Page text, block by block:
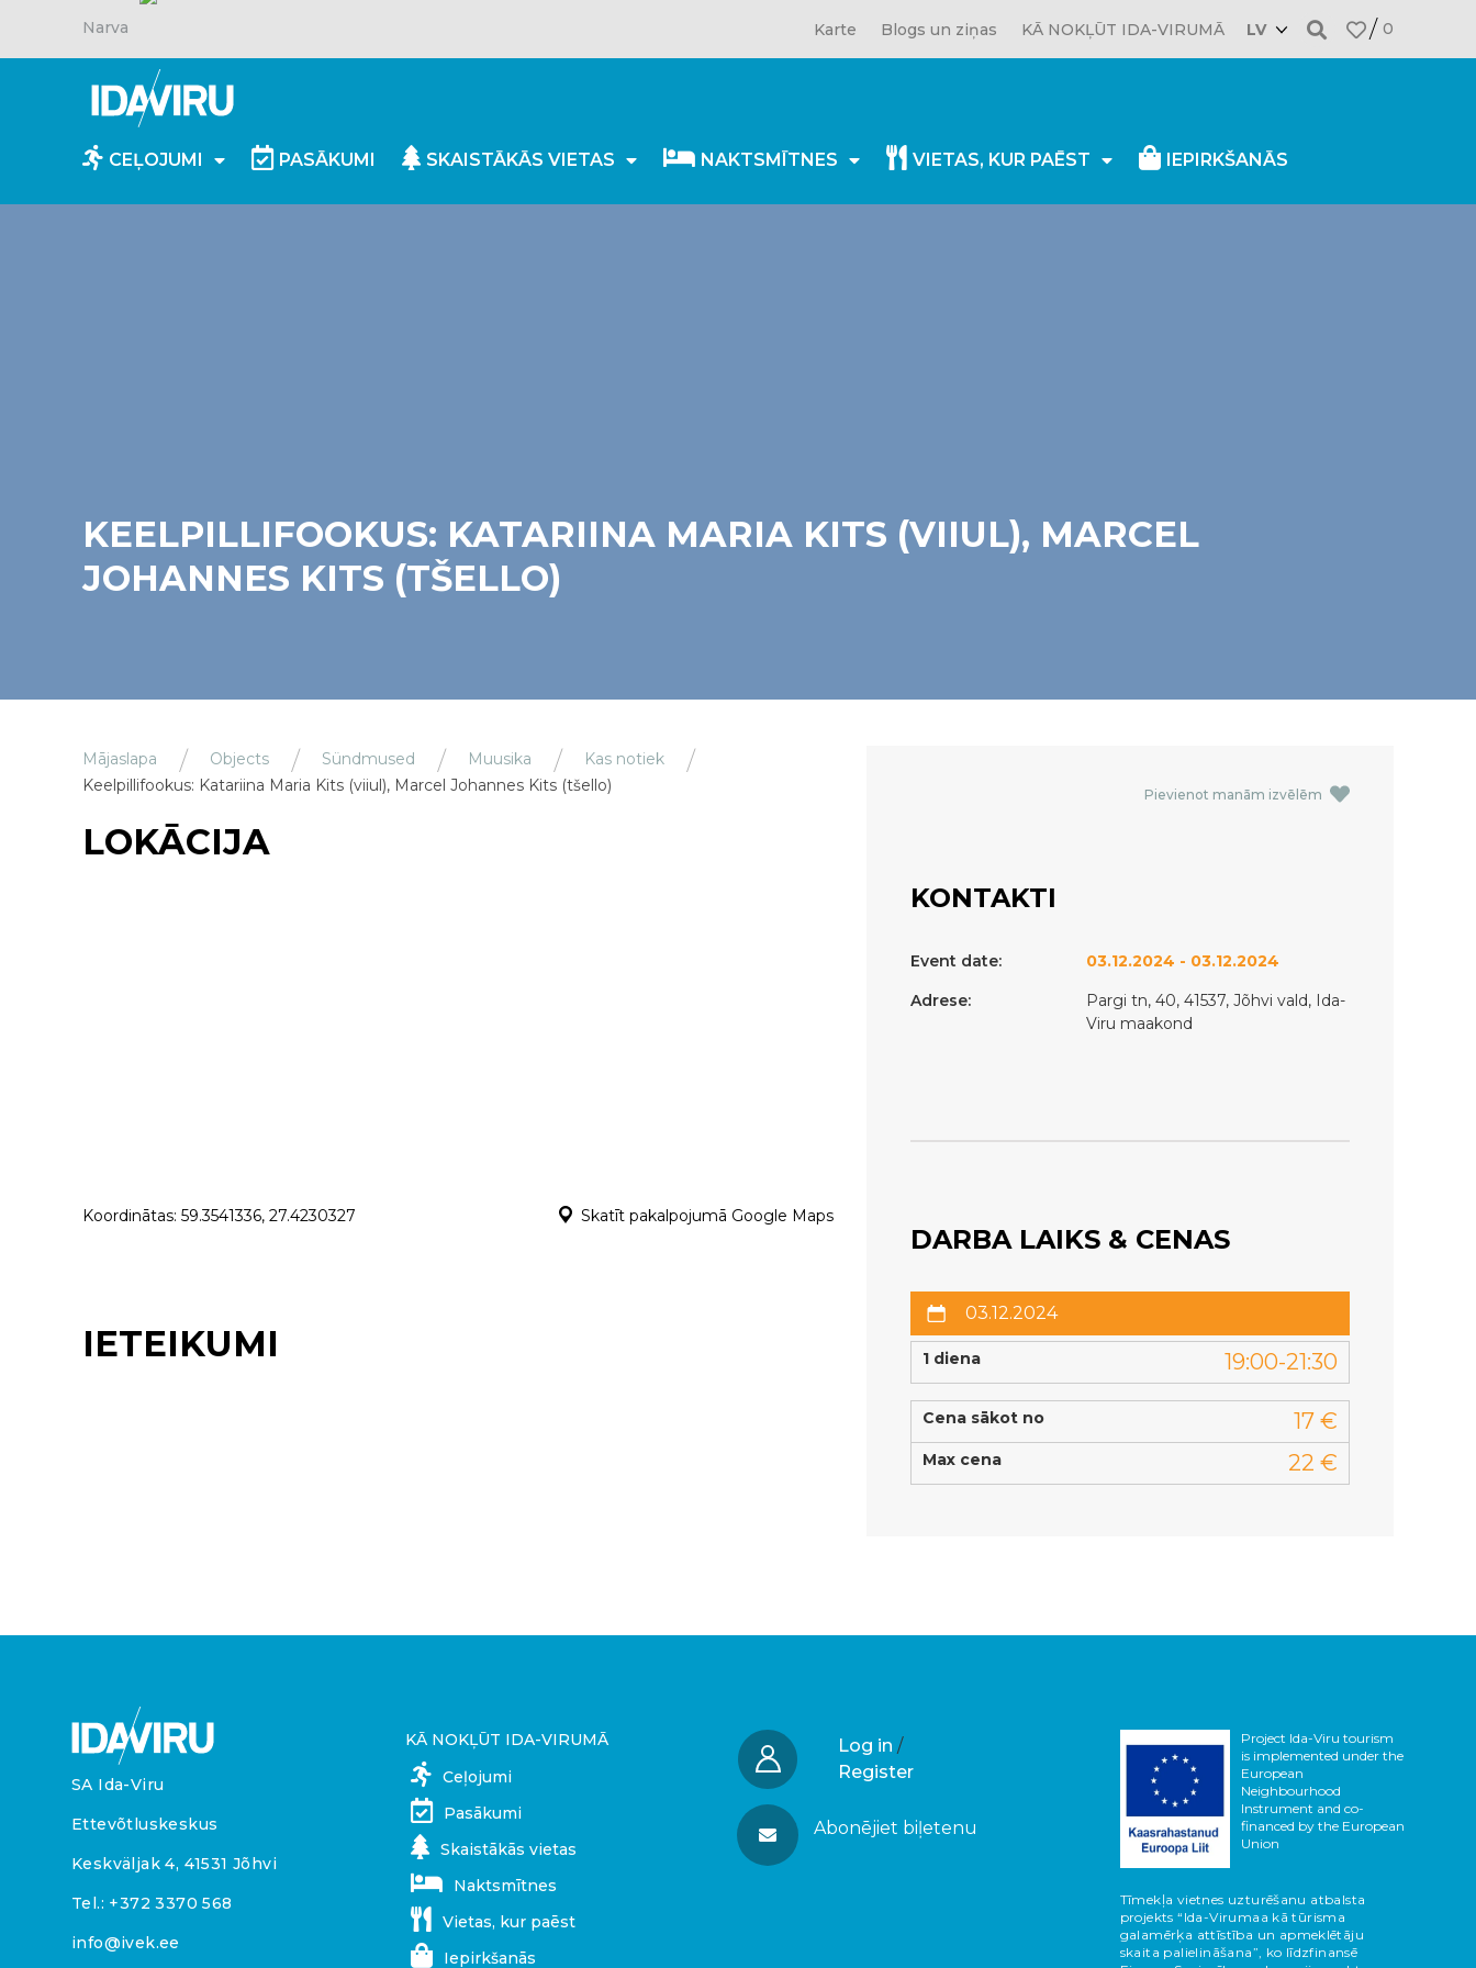
Narva Karte Blogs un ziņas KĀ NOKĻŪT IDA-VIRUMĀ LV 0
CEĻOJUMI PASĀKUMI SKAISTĀKĀS VIETAS NAKTSMĪTNES VIETAS, KUR PAĒST IEPIRKŠANĀS
KEELPILLIFOOKUS: KATARIINA MARIA KITS (VIIUL), MARCEL
JOHANNES KITS (TŠELLO)
Mājaslapa Objects Sündmused Muusika
Kas notiek
Keelpillifookus: Katariina Maria Kits (viiul), Marcel Johannes Kits (tšello)
LOKĀCIJA
Koordinātas: 59.3541336, 27.4230327 Skatīt pakalpojumā Google Maps
IETEIKUMI
Pievienot manām izvēlēm
KONTAKTI
Event date:
03.12.2024 - 03.12.2024
Adrese:
Pargi tn, 40, 41537, Jõhvi vald, Ida-
Viru maakond
DARBA LAIKS & CENAS
03.12.2024
1 diena 19:00-21:30
Cena sākot no 17 €
Max cena 22 €
SA Ida-Viru
Ettevõtluskeskus
Keskväljak 4, 41531 Jõhvi
Tel.: +372 3370 568
info@ivek.ee
KĀ NOKĻŪT IDA-VIRUMĀ
Ceļojumi
Pasākumi
Skaistākās vietas
Naktsmītnes
Vietas, kur paēst
Iepirkšanās
Log in /
Register
Abonējiet biļetenu
Project Ida-Viru tourism
is implemented under the
European
Neighbourhood
Instrument and co-
financed by the European
Union
Tīmekļa vietnes uzturēšanu atbalsta
projekts “Ida-Virumaa kā tūrisma
galamērķa attīstība un apmeklētāju
skaita palielināšana”, ko līdzfinansē